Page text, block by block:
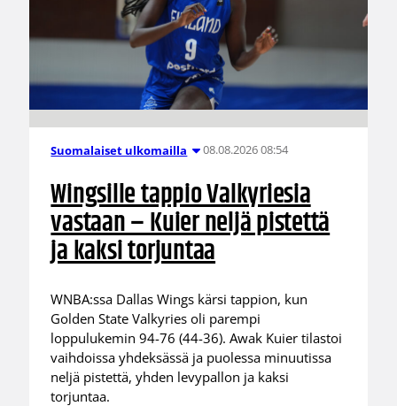
Suomalaiset ulkomailla 08.08.2026 08:54
Wingsille tappio Valkyriesia
vastaan – Kuier neljä pistettä
ja kaksi torjuntaa
WNBA:ssa Dallas Wings kärsi tappion, kun
Golden State Valkyries oli parempi
loppulukemin 94-76 (44-36). Awak Kuier tilastoi
vaihdoissa yhdeksässä ja puolessa minuutissa
neljä pistettä, yhden levypallon ja kaksi
torjuntaa.